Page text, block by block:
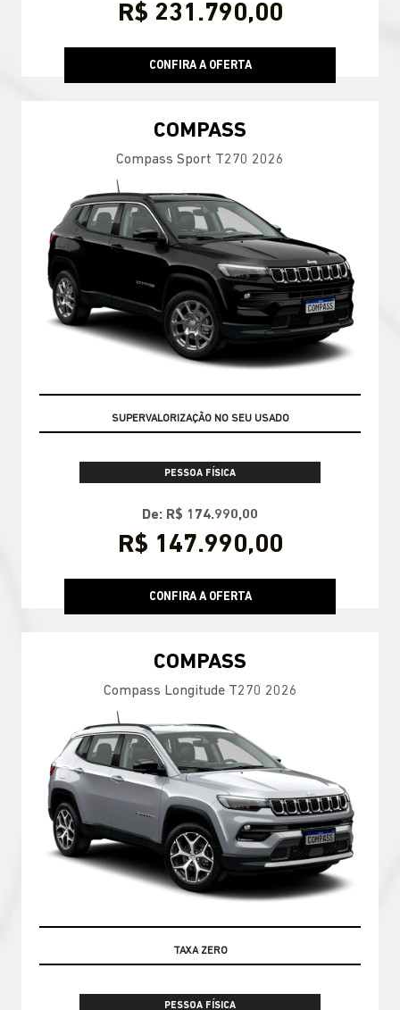
R$ 231.790,00
CONFIRA A OFERTA
COMPASS
Compass Sport T270 2026
TAXA ZERO EM 24X
PESSOA FÍSICA
De: R$ 174.990,00
R$ 147.990,00
CONFIRA A OFERTA
COMPASS
Compass Longitude T270 2026
GARANTIA 05 ANOS JEEP
PESSOA FÍSICA